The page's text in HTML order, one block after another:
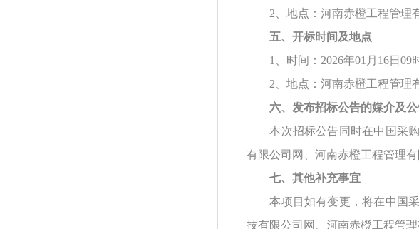
2、地点：河南赤橙工程管理
五、开标时间及地点
1、时间：2026年01月16日09
2、地点：河南赤橙工程管理
六、发布招标公告的媒介及
本次招标公告 同时在中国采
有限公司网、河南赤橙工程管理
七、其他补充事宜
本项目如有变更，将在中国
技有限公司网、河南赤橙工程管